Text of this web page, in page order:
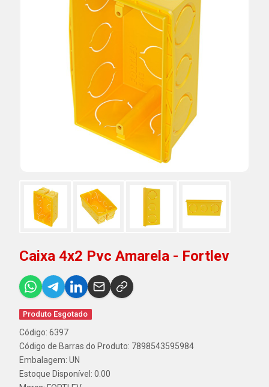
Caixa 4x2 Pvc Amarela - Fortlev
Produto Esgotado
Código: 6397
Código de Barras do Produto: 7898543595984
Embalagem: UN
Estoque Disponível: 0.00